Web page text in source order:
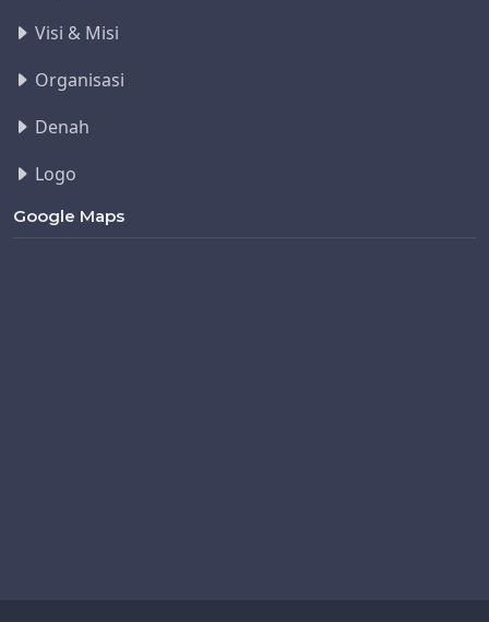
Visi & Misi
Organisasi
Denah
Logo
Google Maps